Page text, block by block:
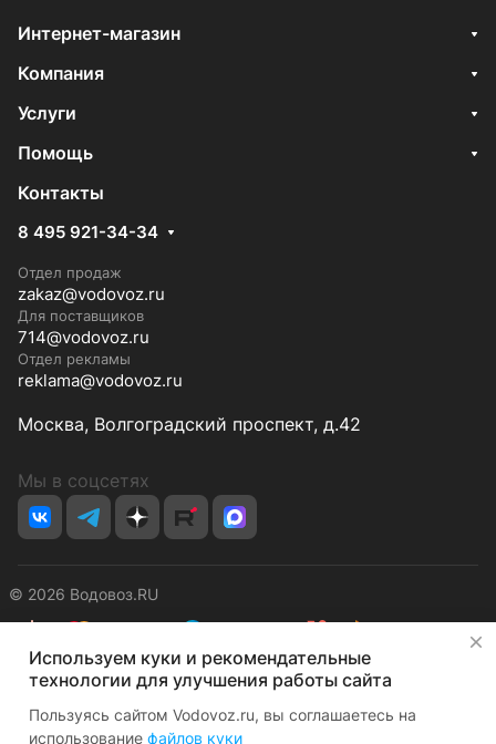
Интернет-магазин
Компания
Услуги
Помощь
Контакты
8 495 921-34-34
Отдел продаж
zakaz@vodovoz.ru
Для поставщиков
714@vodovoz.ru
Отдел рекламы
reklama@vodovoz.ru
Москва, Волгоградский проспект, д.42
Мы в соцсетях
© 2026 Водовоз.RU
КонфиденциальностьОферта
Используем куки и рекомендательные
технологии для улучшения работы сайта
Пользуясь сайтом Vodovoz.ru, вы соглашаетесь на
использование файлов куки